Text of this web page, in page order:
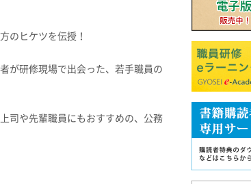
のヒケツを伝授！
が研修現場で出会った、若手職員の
司や先輩職員にもおすすめの、公務